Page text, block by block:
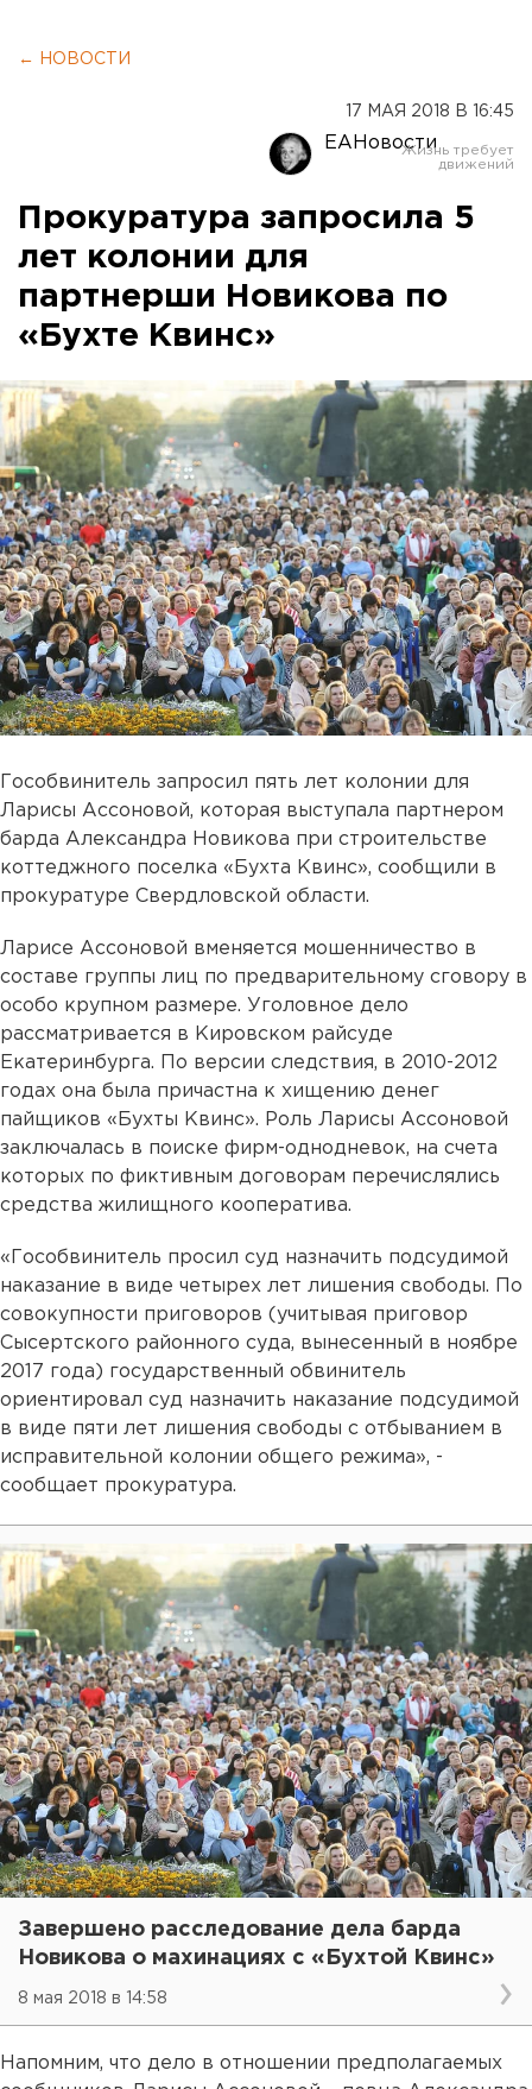
← НОВОСТИ
17 МАЯ 2018 В 16:45
ЕАНовости
Прокуратура запросила 5
лет колонии для
партнерши Новикова по
«Бухте Квинс»
Гособвинитель запросил пять лет колонии для
Ларисы Ассоновой, которая выступала партнером
барда Александра Новикова при строительстве
коттеджного поселка «Бухта Квинс», сообщили в
прокуратуре Свердловской области.
Ларисе Ассоновой вменяется мошенничество в
составе группы лиц по предварительному сговору в
особо крупном размере. Уголовное дело
рассматривается в Кировском райсуде
Екатеринбурга. По версии следствия, в 2010-2012
годах она была причастна к хищению денег
пайщиков «Бухты Квинс». Роль Ларисы Ассоновой
заключалась в поиске фирм-однодневок, на счета
которых по фиктивным договорам перечислялись
средства жилищного кооператива.
«Гособвинитель просил суд назначить подсудимой
наказание в виде четырех лет лишения свободы. По
совокупности приговоров (учитывая приговор
Сысертского районного суда, вынесенный в ноябре
2017 года) государственный обвинитель
ориентировал суд назначить наказание подсудимой
в виде пяти лет лишения свободы с отбыванием в
исправительной колонии общего режима», -
сообщает прокуратура.
Завершено расследование дела барда
Новикова о махинациях с «Бухтой Квинс»
8 мая 2018 в 14:58
Напомним, что дело в отношении предполагаемых